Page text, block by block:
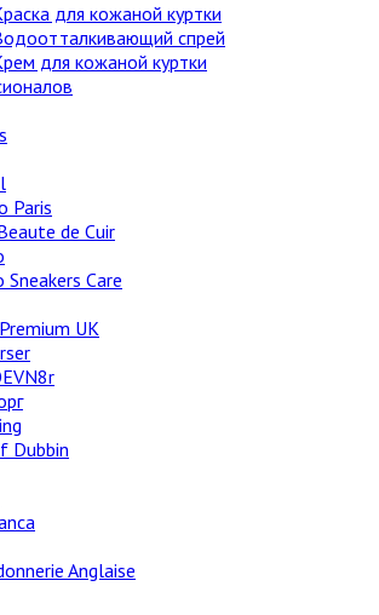
для кожаной куртки
спрей
для кожаной куртки
Paris
de Cuir
Sneakers Care
UK
Dubbin
Anglaise